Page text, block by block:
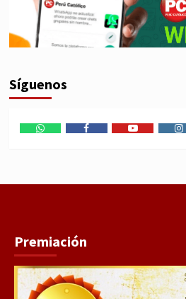
Síguenos
Premiación